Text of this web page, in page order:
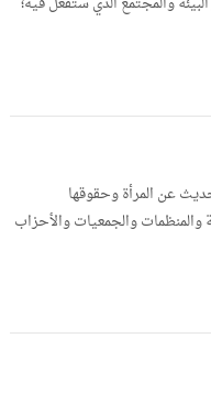
عن المرأة وحقوقها
والمنظمات والجمعيات والأحزاب